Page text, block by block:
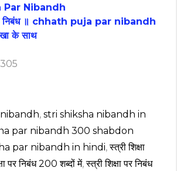
Par Nibandh
निबंध ॥ chhath puja par nibandh
के साथ
305
, stri shiksha nibandh in
par nibandh 300 shabdon
par nibandh in hindi,स्त्री शिक्षा
पर निबंध 200 शब्दों में,स्त्री शिक्षा पर निबंध